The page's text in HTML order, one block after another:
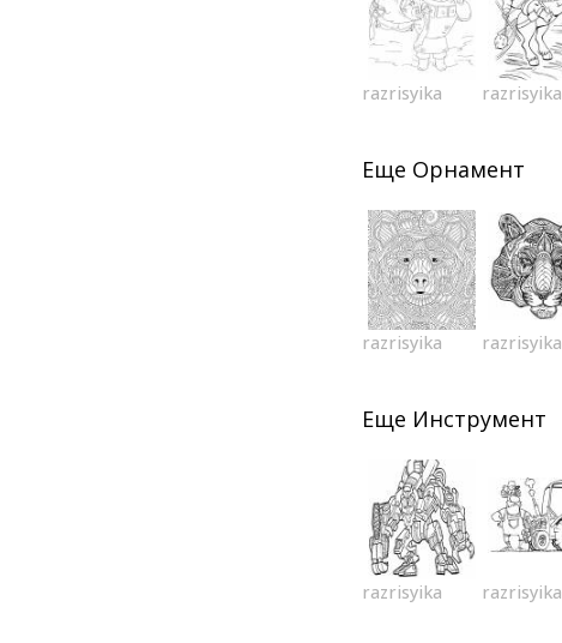
razrisyika razrisyika
Еще Орнамент
razrisyika razrisyika
Еще Инструмент
razrisyika razrisyika